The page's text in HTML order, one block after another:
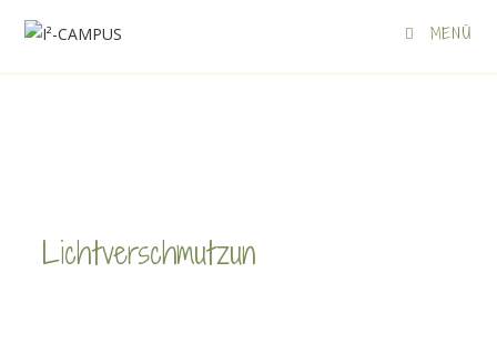
MENÜ
Lichtverschmutzun